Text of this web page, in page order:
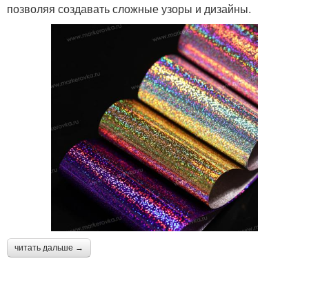
позволяя создавать сложные узоры и дизайны.
читать дальше →